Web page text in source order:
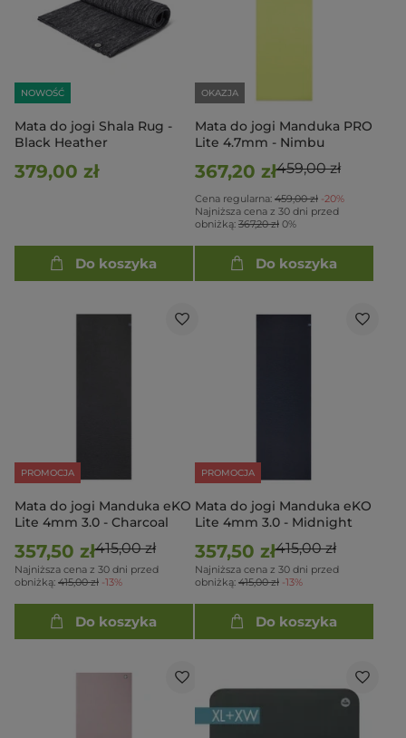
NOWOŚĆ
Mata do jogi Shala Rug -
Black Heather
379,00 zł
Do koszyka
OKAZJA
Mata do jogi Manduka PRO
Lite 4.7mm - Nimbu
367,20 zł459,00 zł
Cena regularna: 459,00 zł -20%
Najniższa cena z 30 dni przed
obniżką: 367,20 zł 0%
Do koszyka
PROMOCJA
Mata do jogi Manduka eKO
Lite 4mm 3.0 - Charcoal
357,50 zł415,00 zł
Najniższa cena z 30 dni przed
obniżką: 415,00 zł -13%
Do koszyka
PROMOCJA
Mata do jogi Manduka eKO
Lite 4mm 3.0 - Midnight
357,50 zł415,00 zł
Najniższa cena z 30 dni przed
obniżką: 415,00 zł -13%
Do koszyka